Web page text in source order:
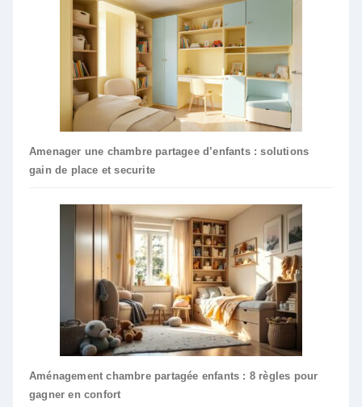
Amenager une chambre partagee d’enfants : solutions
gain de place et securite
Aménagement chambre partagée enfants : 8 règles pour
gagner en confort